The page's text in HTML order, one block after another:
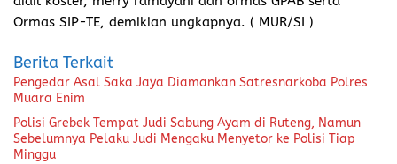
Ormas SIP-TE, demikian ungkapnya. ( MUR/SI )
Berita Terkait
Pengedar Asal Saka Jaya Diamankan Satresnarkoba Polres
Muara Enim
Polisi Grebek Tempat Judi Sabung Ayam di Ruteng, Namun
Sebelumnya Pelaku Judi Mengaku Menyetor ke Polisi Tiap
Minggu